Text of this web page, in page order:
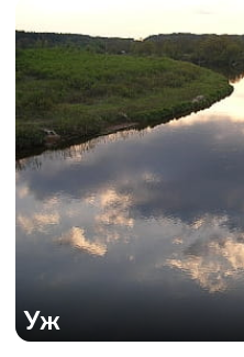
Уж